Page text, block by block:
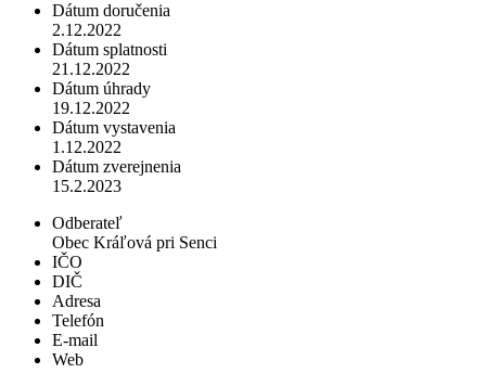
Dátum doručenia
2.12.2022
Dátum splatnosti
21.12.2022
Dátum úhrady
19.12.2022
Dátum vystavenia
1.12.2022
Dátum zverejnenia
15.2.2023
Odberateľ
Obec Kráľová pri Senci
IČO
DIČ
Adresa
Telefón
E-mail
Web